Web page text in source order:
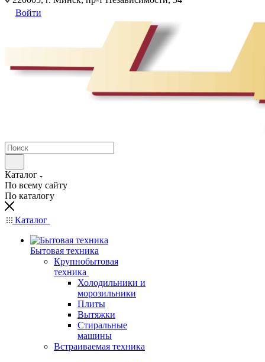
Войти
Каталог
По всему сайту
По каталогу
Каталог
Бытовая техника
Крупнобытовая
техника
Холодильники и
морозильники
Плиты
Вытяжки
Стиральные
машины
Встраиваемая техника